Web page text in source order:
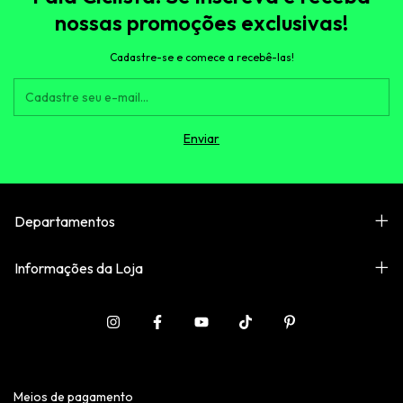
nossas promoções exclusivas!
Cadastre-se e comece a recebê-las!
Departamentos
Informações da Loja
Meios de pagamento